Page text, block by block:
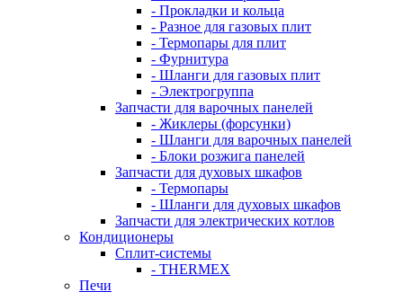
- Прокладки и кольца
- Разное для газовых плит
- Термопары для плит
- Фурнитура
- Шланги для газовых плит
- Электрогруппа
Запчасти для варочных панелей
- Жиклеры (форсунки)
- Шланги для варочных панелей
- Блоки розжига панелей
Запчасти для духовых шкафов
- Термопары
- Шланги для духовых шкафов
Запчасти для электрических котлов
Кондиционеры
Сплит-системы
- THERMEX
Печи